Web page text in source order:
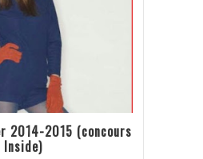
2014-2015 (concours
Inside)